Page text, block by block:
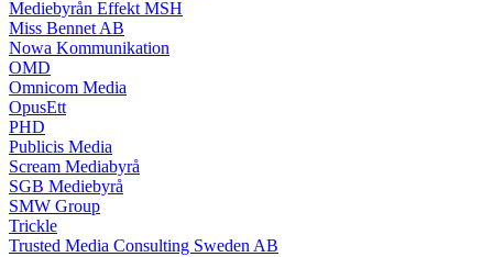
Mediebyrån Effekt MSH
Miss Bennet AB
Nowa Kommunikation
OMD
Omnicom Media
OpusEtt
PHD
Publicis Media
Scream Mediabyrå
SGB Mediebyrå
SMW Group
Trickle
Trusted Media Consulting Sweden AB